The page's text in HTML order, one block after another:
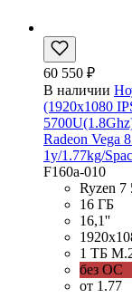
60 550 ₽
В наличии
(1920x1080
Radeon Vega
1y/1.77kg/
F160a-010
Ryzen 7
16 ГБ
16,1''
1 ТБ
без ОС
от 1.77